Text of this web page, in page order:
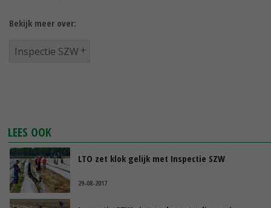
Bekijk meer over:
Inspectie SZW
LEES OOK
LTO zet klok gelijk met Inspectie SZW
29-08-2017